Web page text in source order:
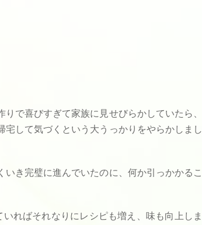
で喜びすぎて家族に見せびらかしていたら、
して気づくという大うっかりをやらかしまし
き完璧に進んでいたのに、何か引っかかるこ
ればそれなりにレシピも増え、味も向上しま